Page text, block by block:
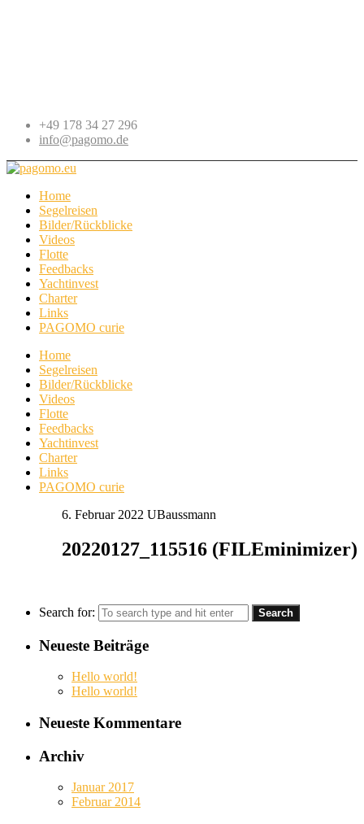
+49 178 34 27 296
info@pagomo.de
Home
Segelreisen
Bilder/Rückblicke
Videos
Flotte
Feedbacks
Yachtinvest
Charter
Links
PAGOMO curie
Home
Segelreisen
Bilder/Rückblicke
Videos
Flotte
Feedbacks
Yachtinvest
Charter
Links
PAGOMO curie
6. Februar 2022 UBaussmann
20220127_115516 (FILEminimizer)
Search for:
Neueste Beiträge
Hello world!
Hello world!
Neueste Kommentare
Archiv
Januar 2017
Februar 2014